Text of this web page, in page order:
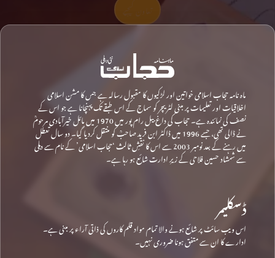
ماہ نامہ حجاب اسلامی خواتین اور لڑکیوں کا مقبول رسالہ ہے جس کا مشن اسلامی
اخلاقیات اور تعلیمات پر مبنی لٹریچر کو سماج کے اس طبقے تک پہنچانا ہے جو اس کے
نصف کی نمائندہ ہے۔ حجاب کی داغ بیل رام پور میں 1970 میں مائل خیرآبادی مرحومؒ
نے ڈالی تھی، جسے 1996 میں ڈاکٹر ابن فرید صاحبؒ کو منتقل کردیا گیا۔ دو سال تعطل
میں رہنے کے بعد نومبر 2003 سے اس کا نقشِ ثالث ‘حجاب اسلامی’ کے نام سے دہلی
سے شمشاد حسین فلاحی کے زیرِ ادارت شائع ہو رہا ہے۔
ڈسکلیمر
اس ویب سائٹ پر شائع ہونے والا تمام مواد قلم کاروں کی ذاتی آراء پر مبنی ہے۔
ادارے کا ان سے متفق ہونا ضروری نہیں۔